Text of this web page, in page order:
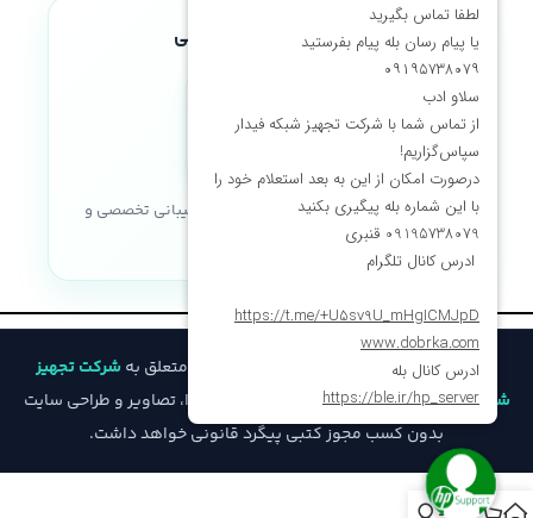
نماد اعتماد الکترونیکی
خریدی مطمئن با ضمانت اصالت کالا، پشتیبانی تخصصی و
© تمامی حقوق مادی و معنوی این وب‌سایت متعلق به شرکت تجهیز
شبکه فیداراست و هرگونه کپی‌برداری از محتوا، تصاویر و طراحی سایت
بدون کسب مجوز کتبی پیگرد قانونی خواهد داشت.